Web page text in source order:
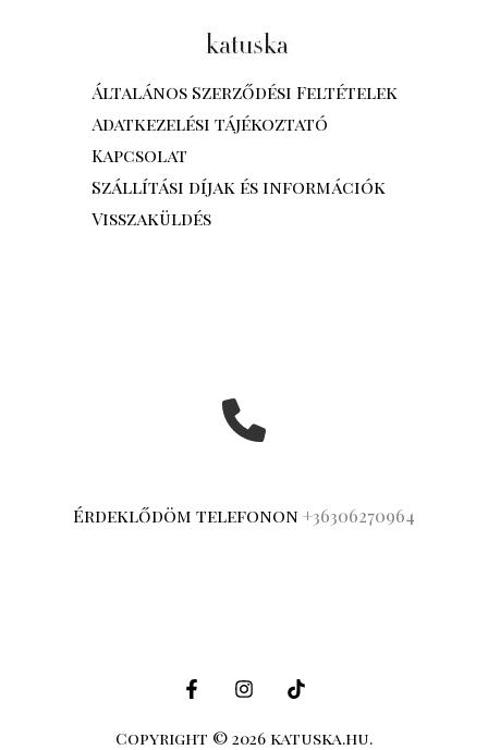
Általános Szerződési Feltételek
Adatkezelési tájékoztató
Kapcsolat
Szállítási díjak és információk
Visszaküldés
Érdeklődöm telefonon +36306270964
Copyright © 2026 katuska.hu.